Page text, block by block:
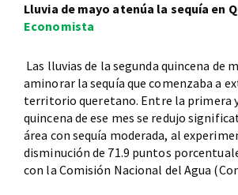
Lluvia de mayo atenúa la sequía en
Economista
Las lluvias de la segunda quincena de
aminorar la sequía que comenzaba a
territorio queretano. Entre la primera
quincena de ese mes se redujo
área con sequía moderada, al
disminución de 71.9 puntos
con la Comisión Nacional del Agua